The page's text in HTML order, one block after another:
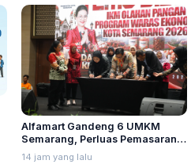
Alfamart Gandeng 6 UMKM
Semarang, Perluas Pemasaran
Produk Lokal
14 jam yang lalu